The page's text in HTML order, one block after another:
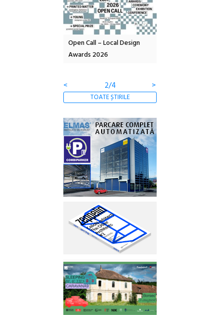
Anuala de artă urbană
Artown NOW #5:
<
3/4 >
TOATE ȘTIRILE